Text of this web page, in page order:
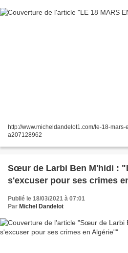
http://www.micheldandelot1.com/le-18-
a207128962
Sœur de Larbi Ben M'hidi :
s'excuser pour ses crimes
Publié le 18/03/2021 à 07:01
Par Michel Dandelot